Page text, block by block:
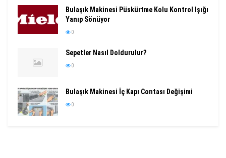
Bulaşık Makinesi Püskürtme Kolu Kontrol Işığı
Yanıp Sönüyor
0
Sepetler Nasıl Doldurulur?
0
Bulaşık Makinesi İç Kapı Contası Değişimi
0